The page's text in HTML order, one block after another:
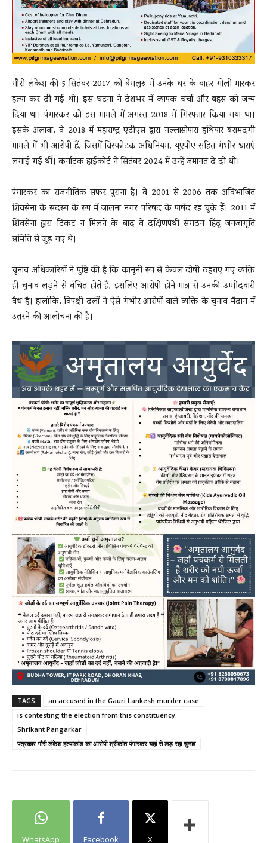
गौरी लंकेश की 5 सितंबर 2017 को बेंगलुरु में उनके घर के बाहर गोली मारकर
हत्या कर दी गई थी। इस घटना ने देशभर में व्यापक चर्चा और बहस को जन्म
दिया था। पंगारकर को इस मामले में अगस्त 2018 में गिरफ्तार किया गया था।
इसके अलावा, वे 2018 में महाराष्ट्र एटीएस द्वारा नल्लासोपारा हथियार बरामदगी
मामले में भी आरोपी हैं, जिसमें विस्फोटक अधिनियम, यूएपीए सहित गंभीर धाराएं
लगाई गई थीं। कर्नाटक हाईकोर्ट ने सितंबर 2024 में उन्हें जमानत दे दी थी।
पंगारकर का राजनीतिक सफर पुराना है। वे 2001 से 2006 तक अविभाजित
शिवसेना के सदस्य के रूप में जालना नगर परिषद के पार्षद रह चुके हैं। 2011 में
शिवसेना द्वारा टिकट न मिलने के बाद वे दक्षिणपंथी संगठन हिंदू जनजागृति
समिति से जुड़ गए थे।
चुनाव अधिकारियों ने पुष्टि की है कि कानूनी रूप से केवल दोषी ठहराए गए व्यक्ति
ही चुनाव लड़ने से वंचित होते हैं, इसलिए आरोपी होने मात्र से उनकी उम्मीदवारी
वैध है। हालांकि, विपक्षी दलों ने ऐसे गंभीर आरोपों वाले व्यक्ति के चुनाव मैदान में
उतरने की आलोचना की है।
TAGS
an accused in the Gauri Lankesh murder case
is contesting the election from this constituency.
Shrikant Pangarkar
पत्रकार गौरी लंकेश हत्याकांड का आरोपी श्रीकांत पंगारकर यहां से लड़ रहा चुनाव
WhatsApp Facebook X